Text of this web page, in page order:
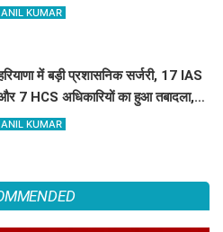
है कारण
ANIL KUMAR
में बड़ी प्रशासनिक सर्जरी, 17 IAS
7 HCS अधिकारियों का हुआ तबादला,
देखें पूरी लिस्ट
ANIL KUMAR